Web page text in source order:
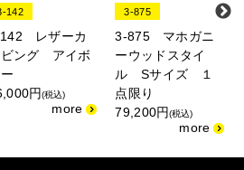
142
レザーカ
ング アイボ
円(税込)
3-875
3-875 マホガニ
ーウッドスタイ
ル Sサイズ １
点限り
79,200円(税込)